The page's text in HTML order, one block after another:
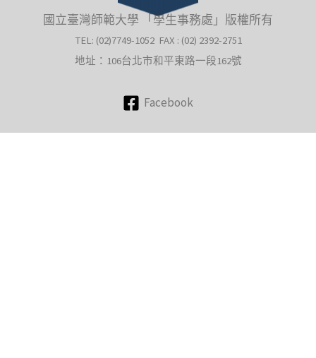
國立臺灣師範大學 「學生事務處」版權所有
TEL: (02)7749-1052 FAX : (02) 2392-2751
地址：106台北市和平東路一段162號
Facebook